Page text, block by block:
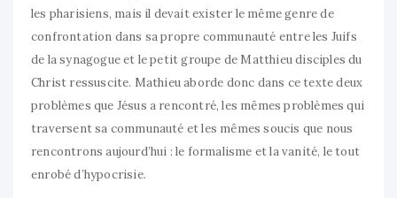
les pharisiens, mais il devait exister le même genre de
confrontation dans sa propre communauté entre les Juifs
de la synagogue et le petit groupe de Matthieu disciples du
Christ ressuscite. Mathieu aborde donc dans ce texte deux
problèmes que Jésus a rencontré, les mêmes problèmes qui
traversent sa communauté et les mêmes soucis que nous
rencontrons aujourd’hui : le formalisme et la vanité, le tout
enrobé d’hypocrisie.